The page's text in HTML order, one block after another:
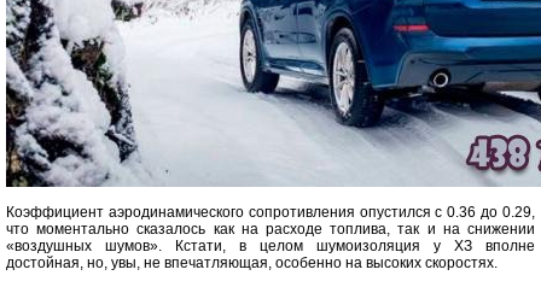
Коэффициент аэродинамического сопротивления опустился с 0.36 до 0.29,
что моментально сказалось как на расходе топлива, так и на снижении
«воздушных шумов». Кстати, в целом шумоизоляция у ХЗ вполне
достойная, но, увы, не впечатляющая, особенно на высоких скоростях.